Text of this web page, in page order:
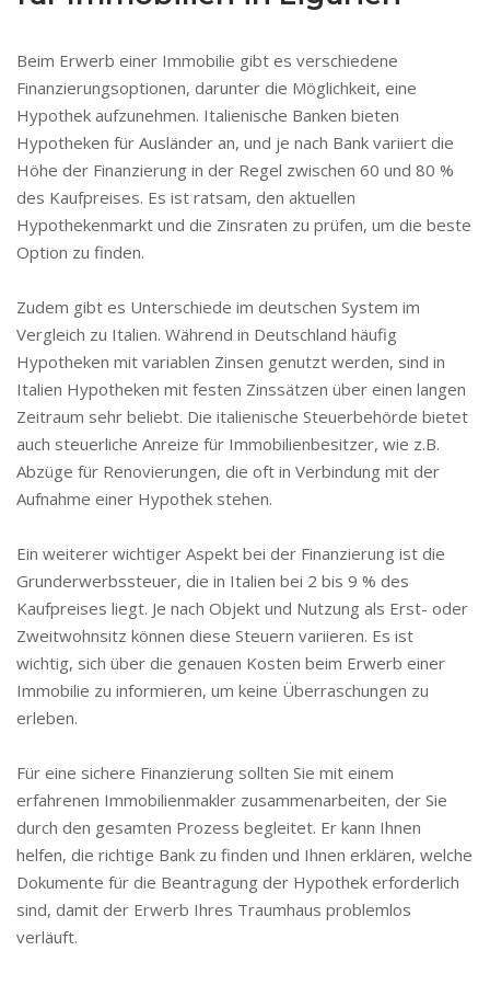
Beim Erwerb einer Immobilie gibt es verschiedene
Finanzierungsoptionen, darunter die Möglichkeit, eine
Hypothek aufzunehmen. Italienische Banken bieten
Hypotheken für Ausländer an, und je nach Bank variiert die
Höhe der Finanzierung in der Regel zwischen 60 und 80 %
des Kaufpreises. Es ist ratsam, den aktuellen
Hypothekenmarkt und die Zinsraten zu prüfen, um die beste
Option zu finden.
Zudem gibt es Unterschiede im deutschen System im
Vergleich zu Italien. Während in Deutschland häufig
Hypotheken mit variablen Zinsen genutzt werden, sind in
Italien Hypotheken mit festen Zinssätzen über einen langen
Zeitraum sehr beliebt. Die italienische Steuerbehörde bietet
auch steuerliche Anreize für Immobilienbesitzer, wie z.B.
Abzüge für Renovierungen, die oft in Verbindung mit der
Aufnahme einer Hypothek stehen.
Ein weiterer wichtiger Aspekt bei der Finanzierung ist die
Grunderwerbssteuer, die in Italien bei 2 bis 9 % des
Kaufpreises liegt. Je nach Objekt und Nutzung als Erst- oder
Zweitwohnsitz können diese Steuern variieren. Es ist
wichtig, sich über die genauen Kosten beim Erwerb einer
Immobilie zu informieren, um keine Überraschungen zu
erleben.
Für eine sichere Finanzierung sollten Sie mit einem
erfahrenen Immobilienmakler zusammenarbeiten, der Sie
durch den gesamten Prozess begleitet. Er kann Ihnen
helfen, die richtige Bank zu finden und Ihnen erklären, welche
Dokumente für die Beantragung der Hypothek erforderlich
sind, damit der Erwerb Ihres Traumhaus problemlos
verläuft.